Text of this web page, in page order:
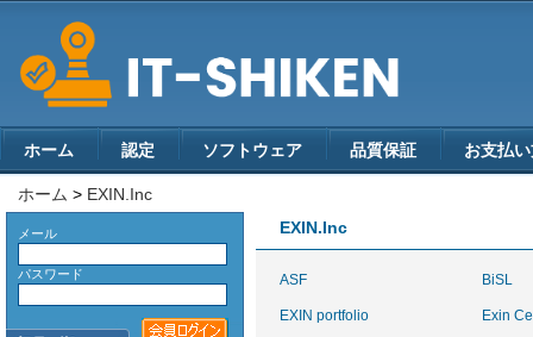
ホーム 認定 ソフトウェア 品質保証 お支払
ホーム > EXIN.Inc
メール
パスワード
EXIN.Inc
ASF BiSL
EXIN portfolio Exin